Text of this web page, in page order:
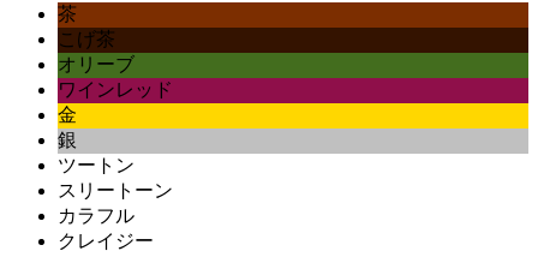
茶
こげ茶
オリーブ
ワインレッド
金
銀
ツートン
スリートーン
カラフル
クレイジー